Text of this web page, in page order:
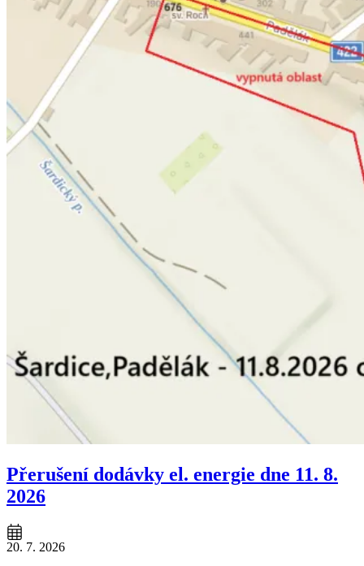
Přerušení dodávky el. energie dne 11. 8.
2026
20. 7. 2026